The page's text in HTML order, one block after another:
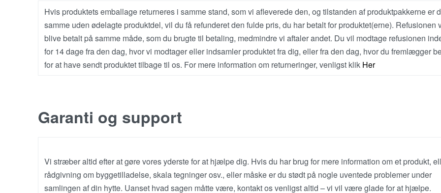
Hvis produktets emballage returneres i samme stand, som vi afleverede den, og tilstanden af produktpakkerne er
samme uden ødelagte produktdel, vil du få refunderet den fulde pris, du har betalt for produktet(erne). Refusionen
blive betalt på samme måde, som du brugte til betaling, medmindre vi aftaler andet. Du vil modtage refusionen
for 14 dage fra den dag, hvor vi modtager eller indsamler produktet fra dig, eller fra den dag, hvor du fremlægger
for at have sendt produktet tilbage til os. For mere information om returneringer, venligst klik Her
Garanti og support
Vi stræber altid efter at gøre vores yderste for at hjælpe dig. Hvis du har brug for mere information om et produkt,
rådgivning om byggetilladelse, skala tegninger osv., eller måske er du stødt på nogle uventede problemer under
samlingen af din hytte. Uanset hvad sagen måtte være, kontakt os venligst altid – vi vil være glade for at hjælpe.